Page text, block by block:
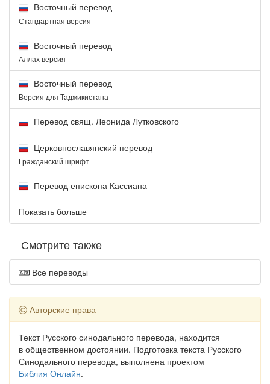
Восточный перевод
Стандартная версия
Восточный перевод
Аллах версия
Восточный перевод
Версия для Таджикистана
Перевод свящ. Леонида Лутковского
Церковнославянский перевод
Гражданский шрифт
Перевод епископа Кассиана
Показать больше
Смотрите также
Все переводы
Авторские права
Текст Русского синодального перевода, находится
в общественном достоянии. Подготовка текста Русского
Синодального перевода, выполнена проектом
Библия Онлайн.